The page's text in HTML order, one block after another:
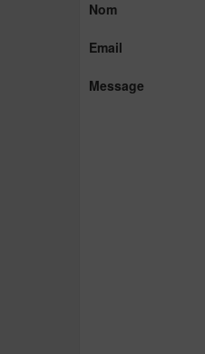
Nom
Email
Message